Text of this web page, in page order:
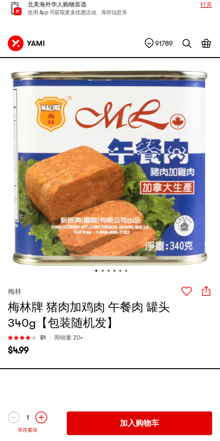
北美海外华人购物首选
使用 App 可获取更多优惠活动、库存信息等
打开
91789
梅林
梅林牌 猪肉加鸡肉 午餐肉 罐头
340g【包装随机发】
81 周销量 20+
$4.99
1
库存紧张
加入购物车